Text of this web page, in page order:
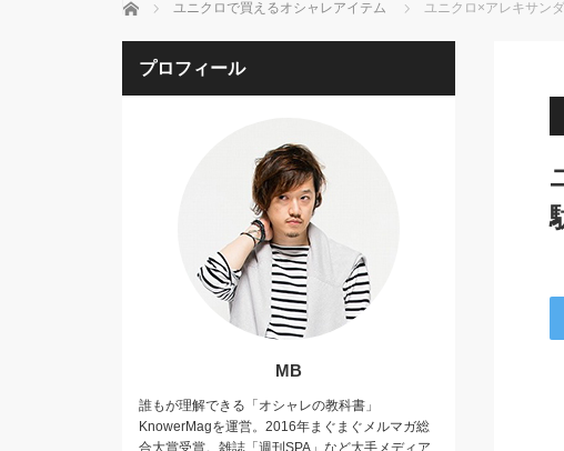
ホーム ユニクロで買えるオシャレアイテム ユニクロ×アレキサン
プロフィール
MB
誰もが理解できる「オシャレの教科書」
KnowerMagを運営。2016年まぐまぐメルマガ総
合大賞受賞。雑誌「週刊SPA」など大手メディア